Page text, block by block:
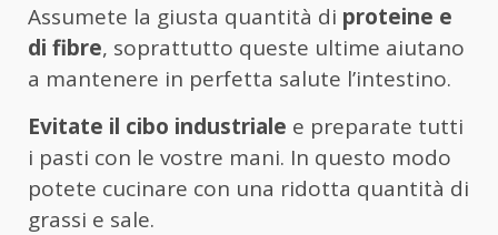
Assumete la giusta quantità di proteine e
di fibre, soprattutto queste ultime aiutano
a mantenere in perfetta salute l’intestino.
Evitate il cibo industriale e preparate tutti
i pasti con le vostre mani. In questo modo
potete cucinare con una ridotta quantità di
grassi e sale.